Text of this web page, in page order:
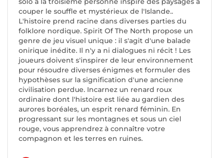
couper le souffle et mystérieux de l'Islande..
L'histoire prend racine dans diverses parties du
folklore nordique. Spirit Of The North propose un
genre de jeu visuel unique : il s'agit d'une balade
onirique inédite. Il n'y a ni dialogues ni récit ! Les
joueurs doivent s'inspirer de leur environnement
pour résoudre diverses énigmes et formuler des
hypothèses sur la signification d'une ancienne
civilisation perdue. Incarnez un renard roux
ordinaire dont l'histoire est liée au gardien des
aurores boréales, un esprit renard féminin. En
progressant sur les montagnes et sous un ciel
rouge, vous apprendrez à connaître votre
compagnon et les terres en ruines.